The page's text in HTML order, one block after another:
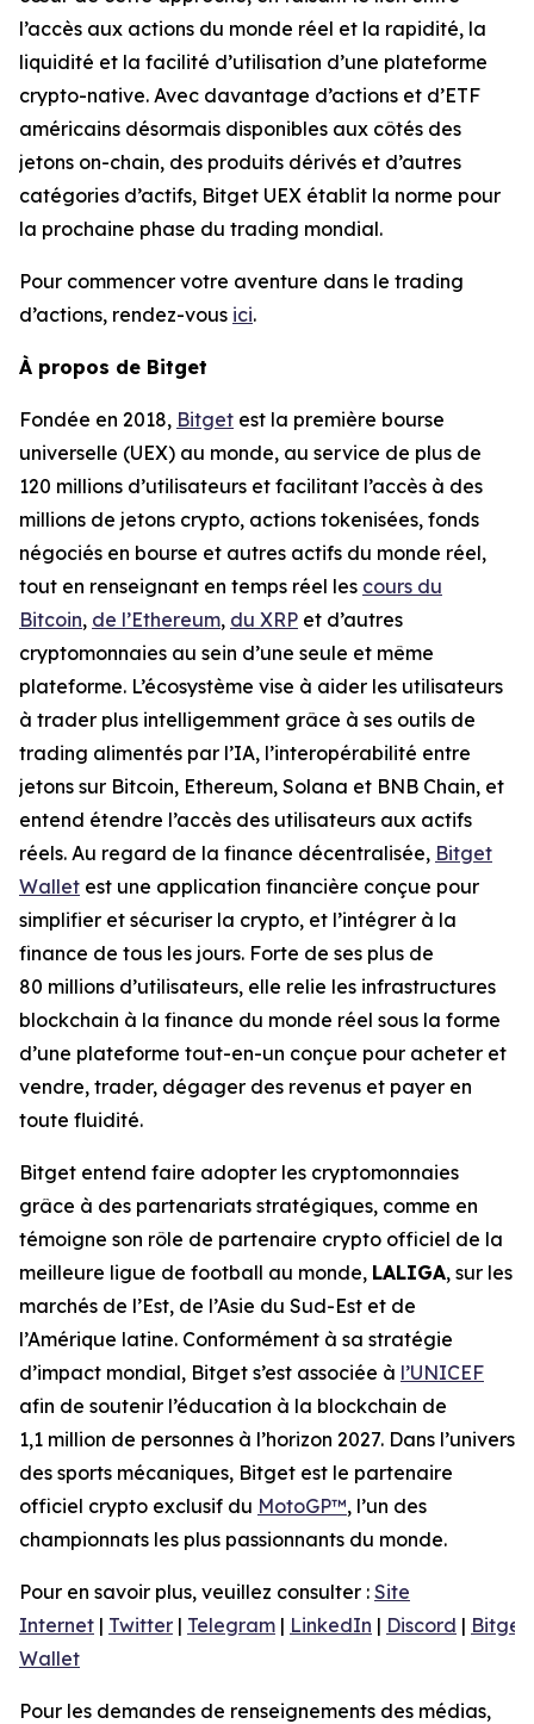
l’accès aux actions du monde réel et la rapidité, la
liquidité et la facilité d’utilisation d’une plateforme
crypto-native. Avec davantage d’actions et d’ETF
américains désormais disponibles aux côtés des
jetons on-chain, des produits dérivés et d’autres
catégories d’actifs, Bitget UEX établit la norme pour
la prochaine phase du trading mondial.
Pour commencer votre aventure dans le trading
d’actions, rendez-vous ici.
À propos de Bitget
Fondée en 2018, Bitget est la première bourse
universelle (UEX) au monde, au service de plus de
120 millions d’utilisateurs et facilitant l’accès à des
millions de jetons crypto, actions tokenisées, fonds
négociés en bourse et autres actifs du monde réel,
tout en renseignant en temps réel les cours du
Bitcoin, de l’Ethereum, du XRP et d’autres
cryptomonnaies au sein d’une seule et même
plateforme. L’écosystème vise à aider les utilisateurs
à trader plus intelligemment grâce à ses outils de
trading alimentés par l’IA, l’interopérabilité entre
jetons sur Bitcoin, Ethereum, Solana et BNB Chain, et
entend étendre l’accès des utilisateurs aux actifs
réels. Au regard de la finance décentralisée, Bitget
Wallet est une application financière conçue pour
simplifier et sécuriser la crypto, et l’intégrer à la
finance de tous les jours. Forte de ses plus de
80 millions d’utilisateurs, elle relie les infrastructures
blockchain à la finance du monde réel sous la forme
d’une plateforme tout-en-un conçue pour acheter et
vendre, trader, dégager des revenus et payer en
toute fluidité.
Bitget entend faire adopter les cryptomonnaies
grâce à des partenariats stratégiques, comme en
témoigne son rôle de partenaire crypto officiel de la
meilleure ligue de football au monde, LALIGA, sur les
marchés de l’Est, de l’Asie du Sud-Est et de
l’Amérique latine. Conformément à sa stratégie
d’impact mondial, Bitget s’est associée à l’UNICEF
afin de soutenir l’éducation à la blockchain de
1,1 million de personnes à l’horizon 2027. Dans l’univers
des sports mécaniques, Bitget est le partenaire
officiel crypto exclusif du MotoGP™, l’un des
championnats les plus passionnants du monde.
Pour en savoir plus, veuillez consulter : Site
Internet | Twitter | Telegram | LinkedIn | Discord | Bitget
Wallet
Pour les demandes de renseignements des médias,